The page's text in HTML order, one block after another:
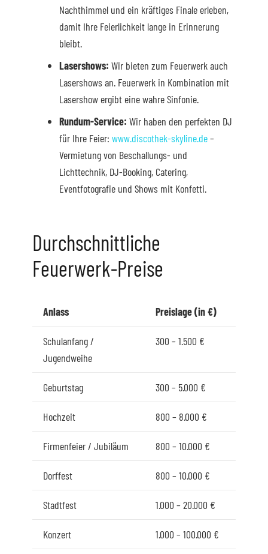
Nachthimmel und ein kräftiges Finale erleben,
damit Ihre Feierlichkeit lange in Erinnerung
bleibt.
Lasershows: Wir bieten zum Feuerwerk auch
Lasershows an. Feuerwerk in Kombination mit
Lasershow ergibt eine wahre Sinfonie.
Rundum-Service: Wir haben den perfekten DJ
für Ihre Feier: www.discothek-skyline.de–
Vermietung von Beschallungs- und
Lichttechnik, DJ-Booking, Catering,
Eventfotografie und Shows mit Konfetti.
Durchschnittliche
Feuerwerk-Preise
Anlass Preislage (in €)
Schulanfang /
Jugendweihe
300 – 1.500 €
Geburtstag 300 – 5.000 €
Hochzeit 800 – 8.000 €
Firmenfeier / Jubiläum 800 – 10.000 €
Dorffest 800 – 10.000 €
Stadtfest 1.000 – 20.000 €
Konzert 1.000 – 100.000 €